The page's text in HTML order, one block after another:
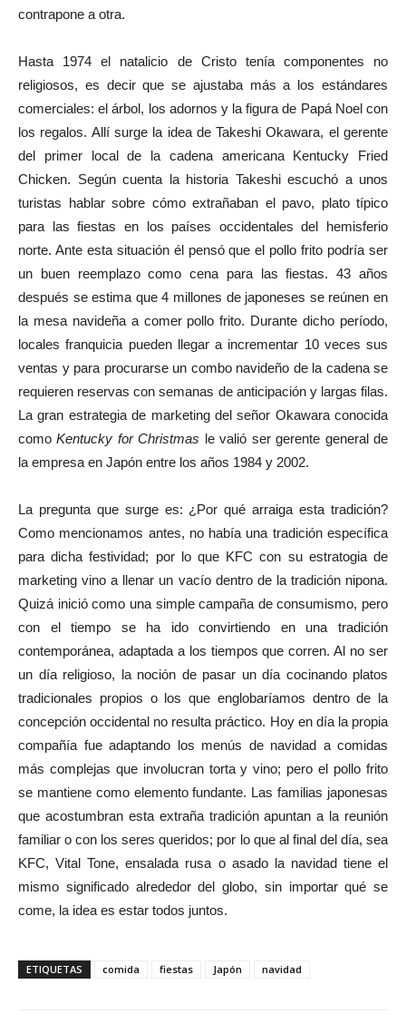
contrapone a otra.
Hasta 1974 el natalicio de Cristo tenía componentes no
religiosos, es decir que se ajustaba más a los estándares
comerciales: el árbol, los adornos y la figura de Papá Noel con
los regalos. Allí surge la idea de Takeshi Okawara, el gerente
del primer local de la cadena americana Kentucky Fried
Chicken. Según cuenta la historia Takeshi escuchó a unos
turistas hablar sobre cómo extrañaban el pavo, plato típico
para las fiestas en los países occidentales del hemisferio
norte. Ante esta situación él pensó que el pollo frito podría ser
un buen reemplazo como cena para las fiestas. 43 años
después se estima que 4 millones de japoneses se reúnen en
la mesa navideña a comer pollo frito. Durante dicho período,
locales franquicia pueden llegar a incrementar 10 veces sus
ventas y para procurarse un combo navideño de la cadena se
requieren reservas con semanas de anticipación y largas filas.
La gran estrategia de marketing del señor Okawara conocida
comoKentucky for Christmas le valió ser gerente general de
la empresa en Japón entre los años 1984 y 2002.
La pregunta que surge es: ¿Por qué arraiga esta tradición?
Como mencionamos antes, no había una tradición específica
para dicha festividad; por lo que KFC con su estratogia de
marketing vino a llenar un vacío dentro de la tradición nipona.
Quizá inició como una simple campaña de consumismo, pero
con el tiempo se ha ido convirtiendo en una tradición
contemporánea, adaptada a los tiempos que corren. Al no ser
un día religioso, la noción de pasar un día cocinando platos
tradicionales propios o los que englobaríamos dentro de la
concepción occidental no resulta práctico. Hoy en día la propia
compañía fue adaptando los menús de navidad a comidas
más complejas que involucran torta y vino; pero el pollo frito
se mantiene como elemento fundante. Las familias japonesas
que acostumbran esta extraña tradición apuntan a la reunión
familiar o con los seres queridos; por lo que al final del día, sea
KFC, Vital Tone, ensalada rusa o asado la navidad tiene el
mismo significado alrededor del globo, sin importar qué se
come, la idea es estar todos juntos.
ETIQUETAS comida fiestas Japón navidad